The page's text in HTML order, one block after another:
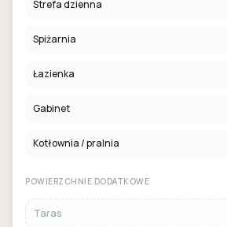
Strefa dzienna
Spiżarnia
Łazienka
Gabinet
Kotłownia / pralnia
POWIERZCHNIE DODATKOWE
Taras